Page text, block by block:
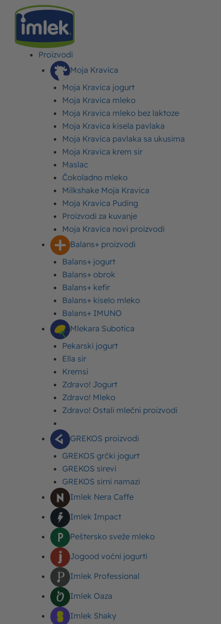
Proizvodi
Moja Kravica
Moja Kravica jogurt
Moja Kravica mleko
Moja Kravica mleko bez laktoze
Moja Kravica kisela pavlaka
Moja Kravica pavlaka sa ukusima
Moja Kravica krem sir
Maslac
Čokoladno mleko
Milkshake Moja Kravica
Moja Kravica Puding
Proizvodi za kuvanje
Moja Kravica novi proizvodi
Balans+ proizvodi
Balans+ jogurt
Balans+ obrok
Balans+ kefir
Balans+ kiselo mleko
Balans+ IMUNO
Mlekara Subotica
Pekarski jogurt
Ella sir
Kremsi
Zdravo! Jogurt
Zdravo! Mleko
Zdravo! Ostali mlečni proizvodi
GREKOS proizvodi
GREKOS grčki jogurt
GREKOS sirevi
GREKOS sirni namazi
Imlek Nera Caffe
Imlek Impact
Peštersko sveže mleko
Jogood voćni jogurti
Imlek Professional
Imlek Oaza
Imlek Shaky
Imlek>Kampanje>
Kampanje
Saznajte novosti koje će vam približiti naše najnovije
marketinške inicijative. Pročitajte o značajnim
investicijama, lansiranju novih proizvoda koji su u
skladu sa evropskim standardima i druge relevantne
vesti o kampanjama koje pokrećemo.
Istaknuti tekstovi
Imlek
Osnova svih dobrih jela – Moja Kravica maslac
kampanja za Grekos
Kampanje
kampanja za Moja Kravica
Kampanje
Balans+ jogurt – Svaki dan
potreban!
Trk po srk – nova kampanja
za Moja Kravica čokoladno
mleko
Poslednji tekstovi
Imlek 23. 05. 2016.
Moja Kravica čokoladno mleko – “Budi dete”
(Video 1)
Stranica
Stranica
Stranica
Stranica
Stranica